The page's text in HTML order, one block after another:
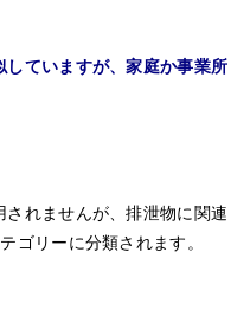
ていますが、家庭か事業所
されませんが、排泄物に関連
ゴリーに分類されます。